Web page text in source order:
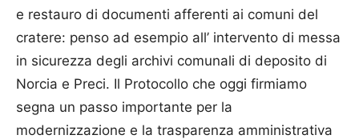
e restauro di documenti afferenti ai comuni del
cratere: penso ad esempio all’ intervento di messa
in sicurezza degli archivi comunali di deposito di
Norcia e Preci. Il Protocollo che oggi firmiamo
segna un passo importante per la
modernizzazione e la trasparenza amministrativa